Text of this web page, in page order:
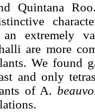
Quintana
extremely
are more
We found
and only
of A.